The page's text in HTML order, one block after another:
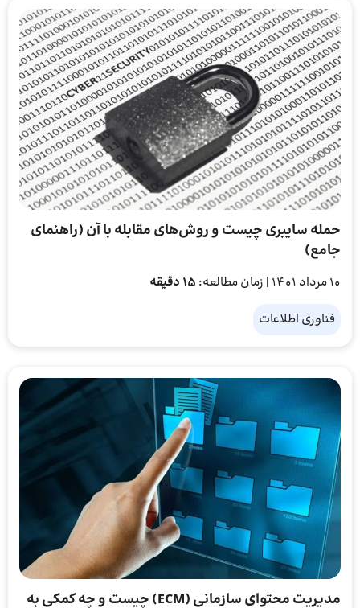
حمله سایبری چیست و روش‌های مقابله با آن (راهنمای
جامع)
10 مرداد 1401 | زمان مطالعه: 15 دقیقه
فناوری اطلاعات
مدیریت محتوای سازمانی (ECM) چیست و چه کمکی به